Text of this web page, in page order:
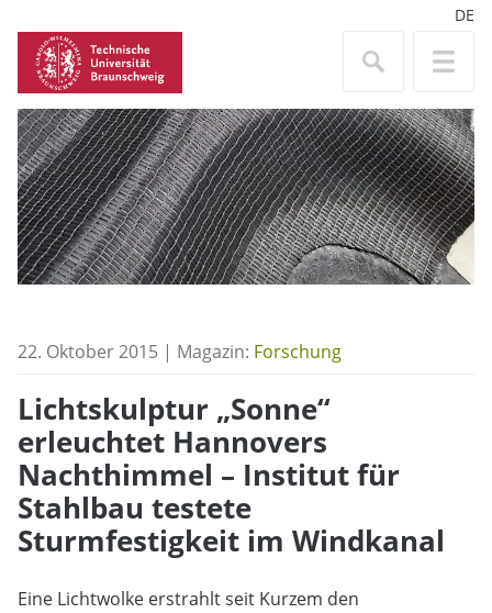
DE
22. Oktober 2015 | Magazin: Forschung
Lichtskulptur „Sonne“
erleuchtet Hannovers
Nachthimmel – Institut für
Stahlbau testete
Sturmfestigkeit im Windkanal
Eine Lichtwolke erstrahlt seit Kurzem den